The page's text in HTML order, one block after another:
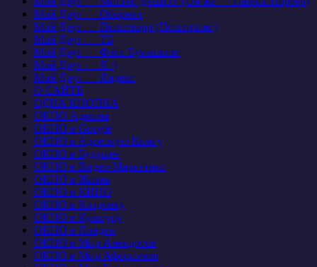
Мой Друг — Обормот
Мой Друг — Политкорр (Политринг)
Мой Друг — ТБ
Мой Друг — Фэйс Букашкин:
Мой Друг — Я :)
Мой Друг — Яндекс
О САЙТЕ
ОДНА КНОПКА
ОКНО Админа
ОКНО в Google
ОКНО в Адресную Книгу
ОКНО в Будущее
ОКНО в Видео-Маркетинг
ОКНО в Жизнь
ОКНО в КИНО
ОКНО в Кладовку
ОКНО в Культуру
ОКНО в Лондон
ОКНО в Мир Анекдотов
ОКНО в Мир Афоризмов